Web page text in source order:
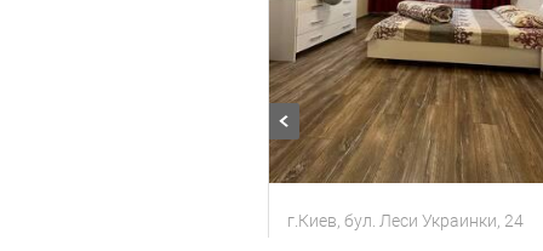
г.Киев, бул. Леси Украинки, 24